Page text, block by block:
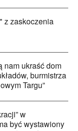
z zaskoczenia
nam ukraść dom
burmistrza
Targu”
w
być wystawiony